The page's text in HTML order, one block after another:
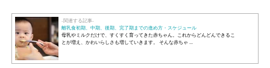
-関連する記事-
離乳食初期、中期、後期、完了期までの進め方・スケジュール
母乳やミルクだけで、すくすく育ってきた赤ちゃん。これからどんどんできるこ
とが増え、かわいらしさも増していきます。 そんな赤ちゃ ...